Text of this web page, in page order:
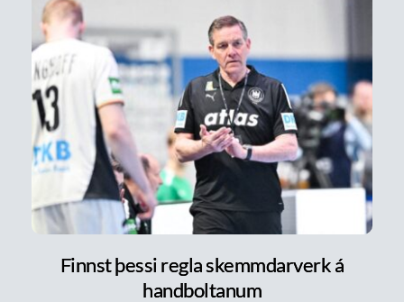
Finnst þessi regla skemmdarverk á
handboltanum